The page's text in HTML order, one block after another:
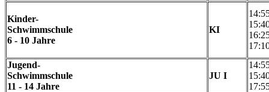
Kinder-
Schwimmschule
6 - 10 Jahre
KI
Jugend-
Schwimmschule
11 - 14 Jahre
JU I